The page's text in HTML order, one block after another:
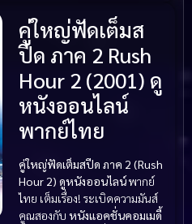
คู่ใหญ่ฟัดเต็มส
ปีด ภาค 2 Rush
Hour 2 (2001) ดู
หนังออนไลน์
พากย์ไทย
คู่ใหญ่ฟัดเต็มสปีด ภาค 2 (Rush
Hour 2) ดูหนังออนไลน์พากย์
ไทย เต็มเรื่อง! ระเบิดความมันส์
คูณสองกับ หนังแอคชั่นคอมเมดี้